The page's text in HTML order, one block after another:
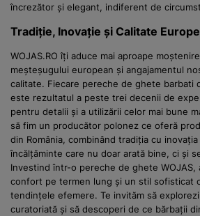
încrezător și elegant, indiferent de
Tradiție, Inovație și Calitate
WOJAS.RO îți aduce mai aproape
meșteșugului european și angajamentul
calitate. Fiecare pereche de ghete barbati
este rezultatul a peste trei decenii de
pentru detalii și a utilizării celor mai bune
să fim un producător polonez ce oferă
din România, combinând tradiția cu
încălțăminte care nu doar arată bine, ci și
Investind într-o pereche de ghete WOJAS,
confort pe termen lung și un stil sofisticat
tendințele efemere. Te invităm să
curatoriată și să descoperi de ce bărbații